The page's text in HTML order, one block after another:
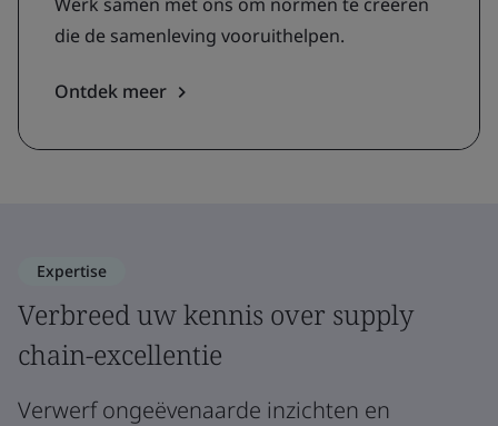
die de samenleving vooruithelpen.
Ontdek meer
Expertise
Verbreed uw kennis over supply
chain-excellentie
Verwerf ongeëvenaarde inzichten en